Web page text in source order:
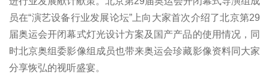
员在“演艺设备行业发展论坛”上向大家首次介绍了北京第29
届奥运会开闭幕式灯光设计方案及国产产品的使用情况，同
时北京奥组委影像组成员也带来奥运会珍藏影像资料同大家
分享恢弘的视听盛宴。